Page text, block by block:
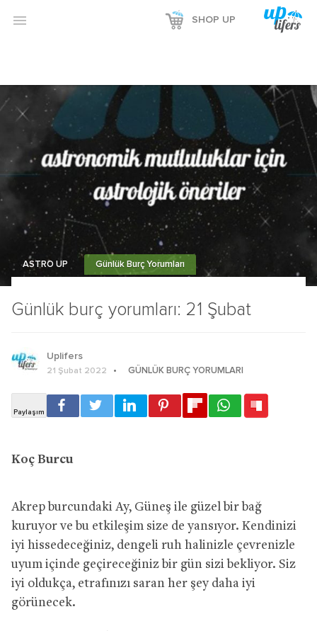
 SHOP UP
Günlük burç yorumları: 21 Şubat
ASTRO UP Günlük Burç Yorumları
Uplifers
21 Şubat 2022 GÜNLÜK BURÇ YORUMLARI
Koç Burcu
Akrep burcundaki Ay, Güneş ile güzel bir bağ
kuruyor ve bu etkileşim size de yansıyor. Kendinizi
iyi hissedeceğiniz, dengeli ruh halinizle çevrenizle
uyum içinde geçireceğiniz bir gün sizi bekliyor. Siz
iyi oldukça, etrafınızı saran her şey daha iyi
görünecek.